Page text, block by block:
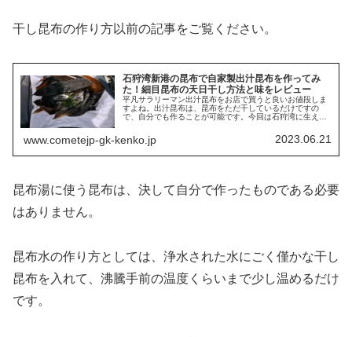
干し昆布の作り方以前の記事をご覧ください。
石狩湾新港の昆布で自家製出汁昆布を作ってみ
た！細目昆布の天日干し方法と味をレビュー
平凡サラリーマン出汁昆布をお店で買うと良いお値段しま
すよね。出汁昆布は、昆布をただ干しているだけですの
で、自分でも作ることが可能です。今回は石狩湾に生えて
www.cometejp-gk-kenko.jp 2023.06.21
昆布湯に使う昆布は、決して自分で作ったものである必要
はありません。
昆布水の作り方としては、浄水された水にごく僅かな干し
昆布を入れて、沸騰手前の温度くらいまで少し温めるだけ
です。